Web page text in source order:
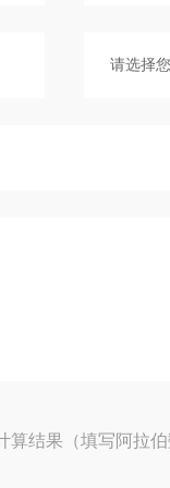
算结果（填写阿拉